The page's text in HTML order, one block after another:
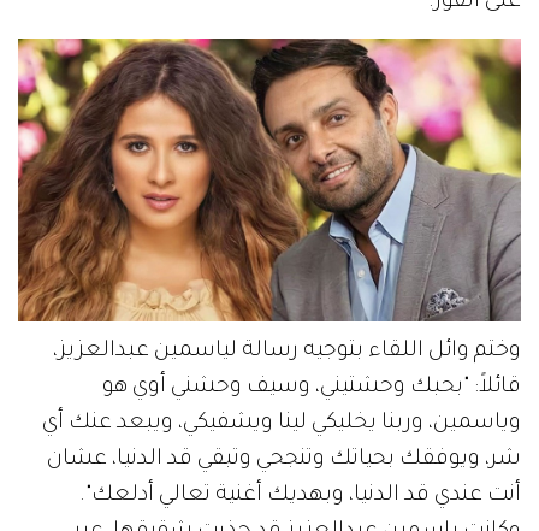
وختم وائل اللقاء بتوجيه رسالة لياسمين عبدالعزيز،
قائلاً: "بحبك وحشتيني، وسيف وحشني أوي هو
وياسمين، وربنا يخليكي لينا ويشفيكي، ويبعد عنك أي
شر، ويوفقك بحياتك وتنجحي وتبقي قد الدنيا، عشان
أنت عندي قد الدنيا، وبهديك أغنية تعالي أدلعك".